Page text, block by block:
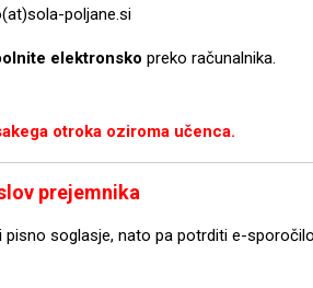
poljane.si
elektronsko preko računalnika.
otroka oziroma učenca.
prejemnika
soglasje, nato pa potrditi e-